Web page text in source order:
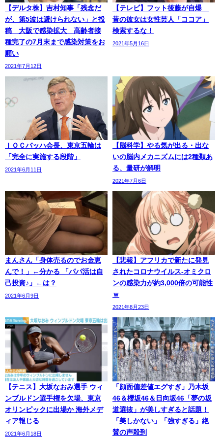
【デルタ株】吉村知事「残念だ
が、第5波は避けられない」と投
稿 大阪で感染拡大 高齢者接
種完了の7月末まで感染対策をお
願い
2021年7月12日
【テレビ】フット後藤が自爆
昔の彼女は女性芸人「ココア」
検索するな！
2021年5月16日
ＩＯＣバッハ会長、東京五輪は
「完全に実施する段階」
2021年6月11日
【脳科学】やる気が出る・出な
いの脳内メカニズムには2種類あ
る、量研が解明
2021年7月6日
まんさん「身体売るのでお金恵
んで！」←分かる 「パパ活は自
己投資♪」←は？
2021年6月9日
【悲報】アフリカで新たに発見
されたコロナウイルス-オミクロ
ンの感染力が約3,000倍の可能性
ｗ
2021年8月23日
【テニス】大坂なおみ選手 ウィ
ンブルドン選手権を欠場、東京
オリンピックに出場か 海外メデ
ィア報じる
2021年6月18日
「顔面偏差値エグすぎ」乃木坂
46＆櫻坂46＆日向坂46「夢の坂
道選抜」が美しすぎると話題！
「美しかない」「強すぎる」絶
賛の声殺到